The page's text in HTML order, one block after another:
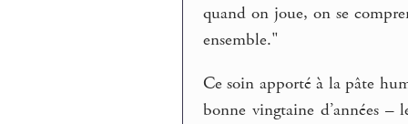
quand on joue, on se
ensemble."
Ce soin apporté à la pâte
bonne vingtaine d’années –